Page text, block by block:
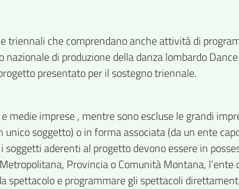
triennali che comprendano anche attività di
di produzione della danza lombardo
presentato per il sostegno triennale.
medie imprese , mentre sono escluse le grandi
soggetto) o in forma associata (da un ente
aderenti al progetto devono essere in
Provincia o Comunità Montana,
spettacolo e programmare gli spettacoli